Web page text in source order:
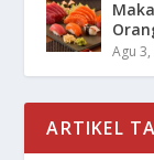
Agu
ARTIKEL